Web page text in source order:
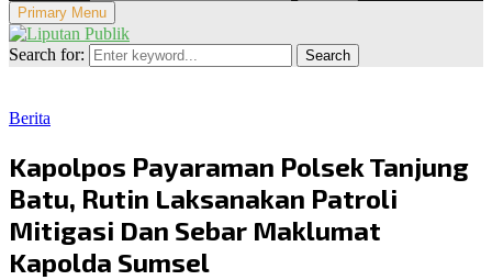
Primary Menu
Search for: Search
Berita
Kapolpos Payaraman Polsek Tanjung
Batu, Rutin Laksanakan Patroli
Mitigasi Dan Sebar Maklumat
Kapolda Sumsel